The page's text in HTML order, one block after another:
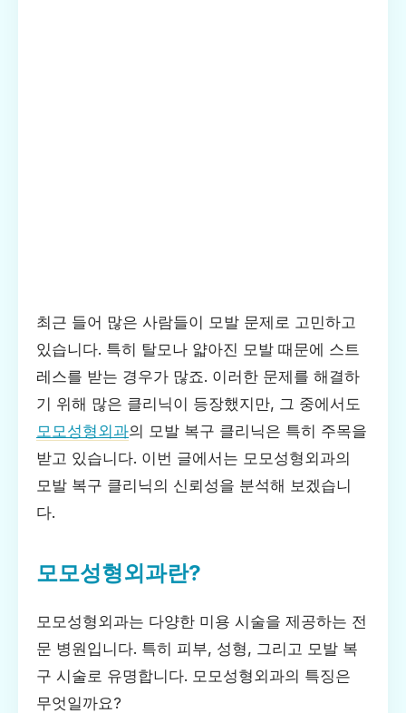
최근 들어 많은 사람들이 모발 문제로 고민하고
있습니다. 특히 탈모나 얇아진 모발 때문에 스트
레스를 받는 경우가 많죠. 이러한 문제를 해결하
기 위해 많은 클리닉이 등장했지만, 그 중에서도
모모성형외과의 모발 복구 클리닉은 특히 주목을
받고 있습니다. 이번 글에서는 모모성형외과의
모발 복구 클리닉의 신뢰성을 분석해 보겠습니
다.
모모성형외과란?
모모성형외과는 다양한 미용 시술을 제공하는 전
문 병원입니다. 특히 피부, 성형, 그리고 모발 복
구 시술로 유명합니다. 모모성형외과의 특징은
무엇일까요?